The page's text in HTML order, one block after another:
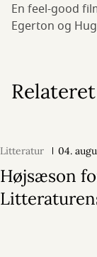
En feel-good
Egerton og
Litteratur 04.
Højsæson